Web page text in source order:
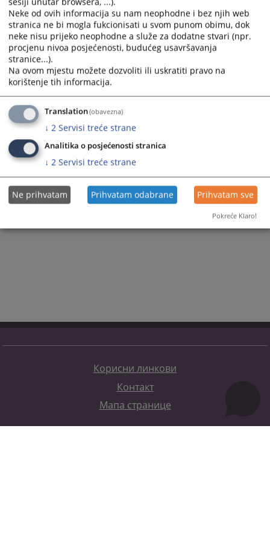
Корисни линкови
Контакт
Мапа странице
Neke od ovih informacija su nam neophodne i bez njih web
stranica ne bi mogla fukcionisati u svom punom obimu, dok
neke nisu prijeko neophodne a služe za dodatne stvari (npr.
procjenu nivoa posjećenosti, budućeg usavršavanja
stranice...).
Na ovom mjestu možete dozvoliti ili uskratiti pravo na
korištenje tih informacija.
Translation(obavezna)
↓ 2 Servisi treće strane
Analitika o posjećenosti stranica
↓ 2 Servisi treće strane
Ne prihvatam Prihvatam odabrane Prihvatam sve
Pokreće Klaro!